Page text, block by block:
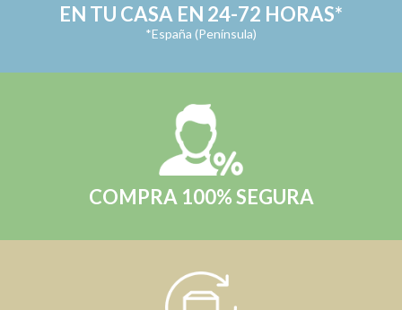
EN TU CASA EN 24-72 HORAS*
*España (Península)
COMPRA 100% SEGURA